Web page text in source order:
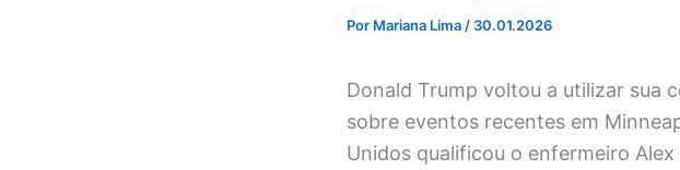
Por Mariana Lima / 30.01.2026
Donald Trump voltou a utilizar sua
sobre eventos recentes em
Unidos qualificou o enfermeiro